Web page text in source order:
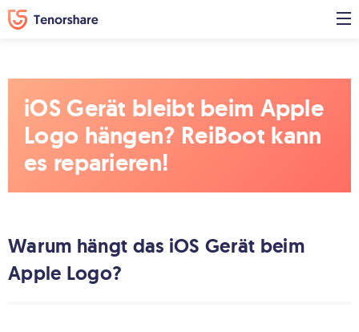
iOS Gerät bleibt beim Apple
Logo hängen? ReiBoot kann
es reparieren!
Warum hängt das iOS Gerät beim
Apple Logo?